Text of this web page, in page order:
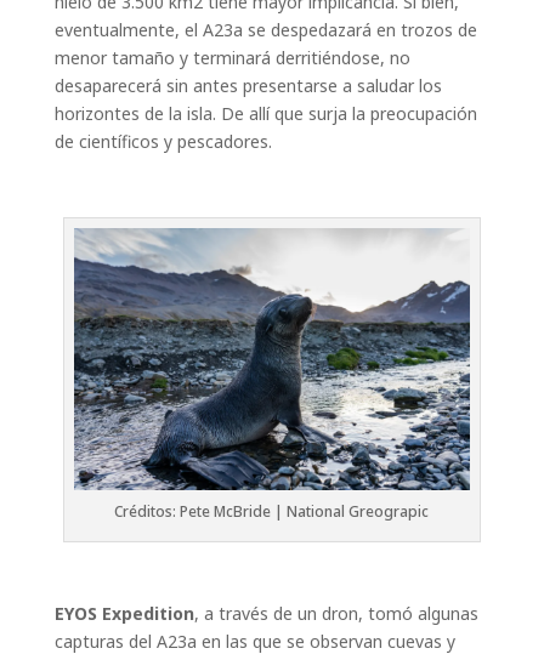
eventualmente, el A23a se despedazará en trozos de
menor tamaño y terminará derritiéndose, no
desaparecerá sin antes presentarse a saludar los
horizontes de la isla. De allí que surja la preocupación
de científicos y pescadores.
Créditos: Pete McBride | National Greograpic
EYOS Expedition, a través de un dron, tomó algunas
capturas del A23a en las que se observan cuevas y